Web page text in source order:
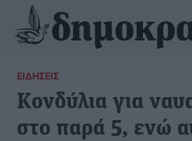
ΕΙΔΉΣΕΙΣ
Κονδύλια για
στο παρά 5, ενώ